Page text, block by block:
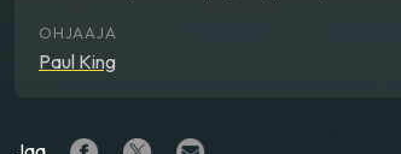
OHJAAJA
Paul King